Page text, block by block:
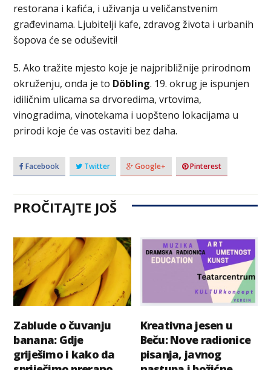
restorana i kafića, i uživanja u veličanstvenim
građevinama. Ljubitelji kafe, zdravog života i urbanih
šopova će se oduševiti!
5. Ako tražite mjesto koje je najpribližnije prirodnom
okruženju, onda je to Döbling. 19. okrug je ispunjen
idiličnim ulicama sa drvoredima, vrtovima,
vinogradima, vinotekama i uopšteno lokacijama u
prirodi koje će vas ostaviti bez daha.
Facebook Twitter Google+ Pinterest
PROČITAJTE JOŠ
Zablude o čuvanju
banana: Gdje
griješimo i kako da
Kreativna jesen u
Beču: Nove radionice
pisanja, javnog